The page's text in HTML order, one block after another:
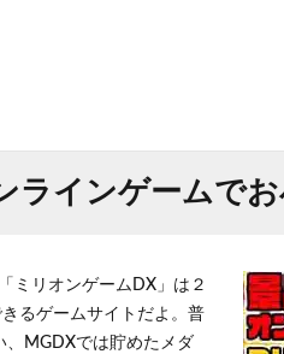
ラインゲームで
ミリオンゲームDX」は２
るゲームサイトだよ。普
、MGDXでは貯めたメダ